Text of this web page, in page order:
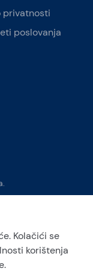
privatnosti
poslovanja
98 384 007
Global
zaštitni znak koji
Kolačići se
korištenja